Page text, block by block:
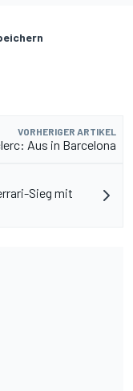
VORHERIGER ARTIKEL
Aus in Barcelona
Sieg mit